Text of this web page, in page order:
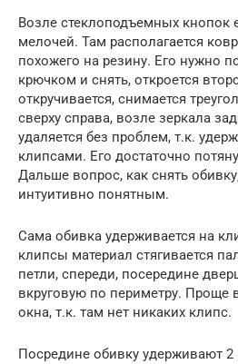
Возле стеклоподъемных кнопок
мелочей. Там располагается
похожего на резину. Его нужно
крючком и снять, откроется
откручивается, снимается
сверху справа, возле зеркала
удаляется без проблем, т.к.
клипсами. Его достаточно
Дальше вопрос, как снять
интуитивно понятным.
Сама обивка удерживается на
клипсы материал стягивается
петли, спереди, посередине
вкруговую по периметру. Проще
окна, т.к. там нет никаких клипс.
Посредине обивку удерживают 2